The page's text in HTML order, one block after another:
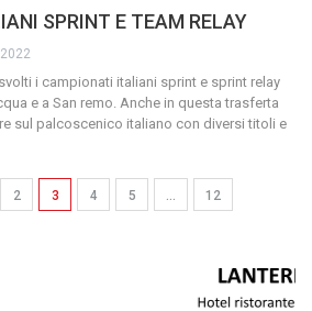
SPRINT E TEAM RELAY
i campionati italiani sprint e sprint relay
e a San remo. Anche in questa trasferta
sul palcoscenico italiano con diversi titoli e
2 3 4 5 … 12